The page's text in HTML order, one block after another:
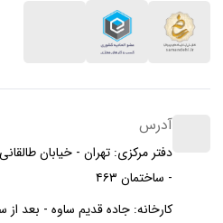
آدرس
دفتر مرکزی: تهران - خیابان
- ساختمان ۴۶۳
کارخانه: جاده قدیم ساوه - بعد